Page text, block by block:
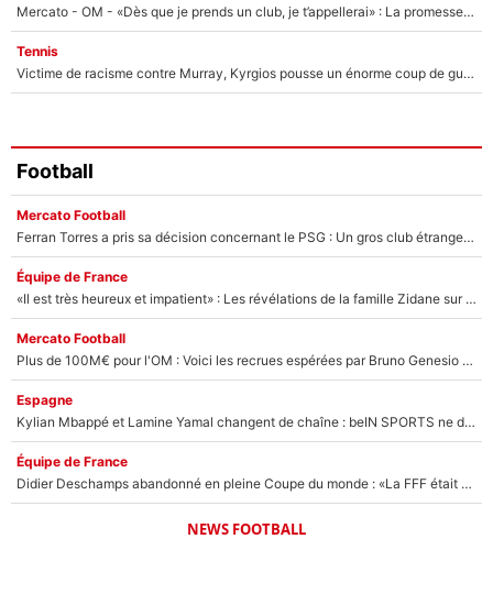
Mercato - OM - «Dès que je prends un club, je t’appellerai» : La promesse de Marcelino au moment de claquer la porte
Tennis
Victime de racisme contre Murray, Kyrgios pousse un énorme coup de gueule !
Football
Mercato Football
Ferran Torres a pris sa décision concernant le PSG : Un gros club étranger prêt à relancer le feuilleton pour la signature du champion du monde 2026 !
Équipe de France
«Il est très heureux et impatient» : Les révélations de la famille Zidane sur sa prise de pouvoir en équipe de France !
Mercato Football
Plus de 100M€ pour l'OM : Voici les recrues espérées par Bruno Genesio et Grégory Lorenzi après l’opération dégraissage
Espagne
Kylian Mbappé et Lamine Yamal changent de chaîne : beIN SPORTS ne digère pas cette décision historique et prédit un fiasco pour la Liga
Équipe de France
Didier Deschamps abandonné en pleine Coupe du monde : «La FFF était déjà passée à Zinedine Zidane»
NEWS FOOTBALL